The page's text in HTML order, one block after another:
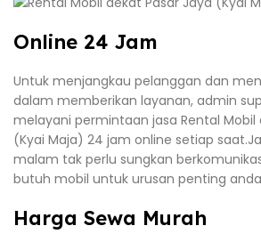
Online 24 Jam
Untuk menjangkau pelanggan dan
dalam memberikan layanan, admin
melayani permintaan jasa Rental Mobil
(Kyai Maja) 24 jam online setiap
malam tak perlu sungkan
butuh mobil untuk urusan penting
Harga Sewa Murah